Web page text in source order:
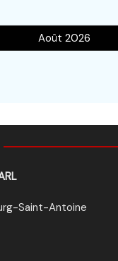
Août 2026
Saint-Antoine